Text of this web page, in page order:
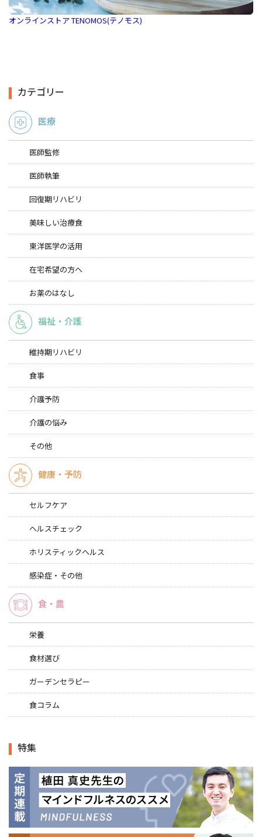
オンラインストア TENOMOS(テノモス)
カテゴリー
医療
医師監修
医師執筆
回復期リハビリ
美味しい治療食
東洋医学の活用
在宅希望の方へ
お薬のはなし
福祉・介護
維持期リハビリ
食事
介護予防
介護の悩み
その他
健康・予防
セルフケア
ヘルスチェック
ホリスティックヘルス
感染症・その他
食・農
栄養
食材選び
ガーデンセラピー
食コラム
特集